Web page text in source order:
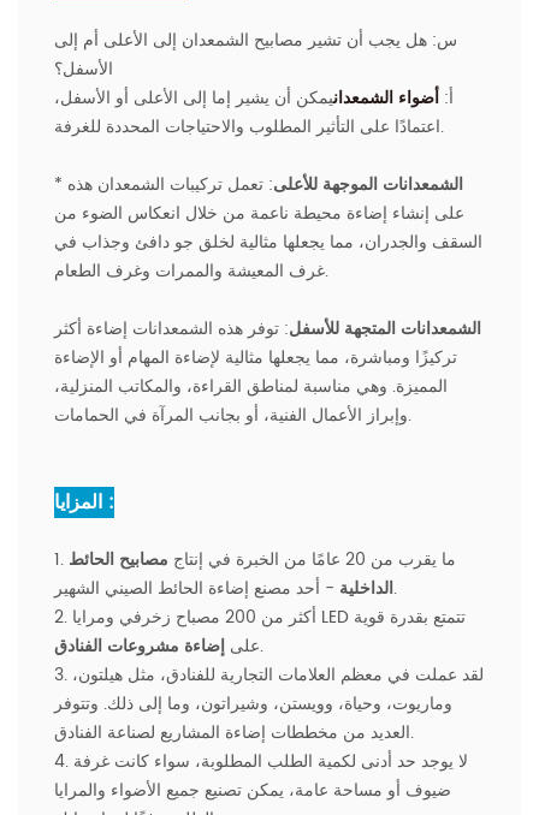
س: هل يجب أن تشير مصابيح الشمعدان إلى الأعلى أم إلى
الأسفل؟
أ: أضواء الشمعدانيمكن أن يشير إما إلى الأعلى أو الأسفل،
اعتمادًا على التأثير المطلوب والاحتياجات المحددة للغرفة.
* الشمعدانات الموجهة للأعلى: تعمل تركيبات الشمعدان هذه
على إنشاء إضاءة محيطة ناعمة من خلال انعكاس الضوء من
السقف والجدران، مما يجعلها مثالية لخلق جو دافئ وجذاب في
غرف المعيشة والممرات وغرف الطعام.
الشمعدانات المتجهة للأسفل: توفر هذه الشمعدانات إضاءة أكثر
تركيزًا ومباشرة، مما يجعلها مثالية لإضاءة المهام أو الإضاءة
المميزة. وهي مناسبة لمناطق القراءة، والمكاتب المنزلية،
وإبراز الأعمال الفنية، أو بجانب المرآة في الحمامات.
المزايا :
1. ما يقرب من 20 عامًا من الخبرة في إنتاج
مصابيح الحائط
الداخلية - أحد مصنع إضاءة الحائط الصيني الشهير
.
2. أكثر من 200 مصباح زخرفي ومرايا LED تتمتع بقدرة قوية
على إضاءة مشروعات الفنادق
.
3. لقد عملت في معظم العلامات التجارية للفنادق، مثل هيلتون،
وماريوت، وحياة، وويستن، وشيراتون، وما إلى ذلك. وتتوفر
العديد من مخططات إضاءة المشاريع لصناعة الفنادق.
4. لا يوجد حد أدنى لكمية الطلب المطلوبة، سواء كانت غرفة
ضيوف أو مساحة عامة، يمكن تصنيع جميع الأضواء والمرايا